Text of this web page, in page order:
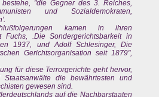
"die Gegner des 3. Reiches,
und Sozialdemokraten,
kamen in ihren
Fuchs, .Die Sondergerichtsbarkeit in
1937, und Adolf Schlesinger, Die
Gerichtsorganisation seit 1879",
für diese Terrorgerichte geht hervor,
die bewährtesten und
gewesen sind.
auf die Nachbarstaaten